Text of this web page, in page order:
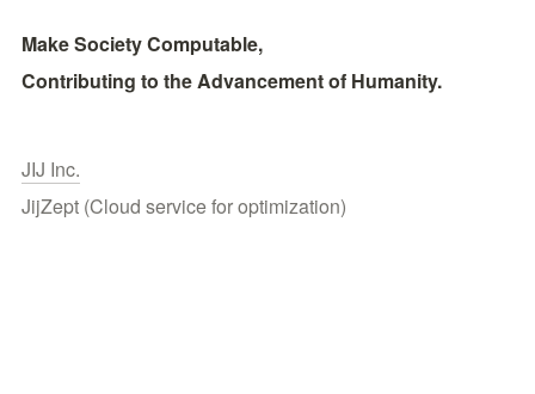
Make Society Computable,
Contributing to the Advancement of Humanity.
JIJ Inc.
JijZept (Cloud service for optimization)